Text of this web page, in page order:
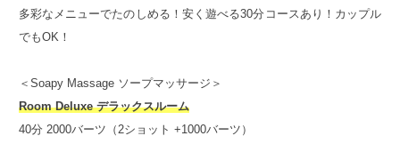
多彩なメニューでたのしめる！安く遊べる30分コースあり！カップル
でもOK！
＜Soapy Massage ソープマッサージ＞
Room Deluxe デラックスルーム
40分 2000バーツ（2ショット +1000バーツ）